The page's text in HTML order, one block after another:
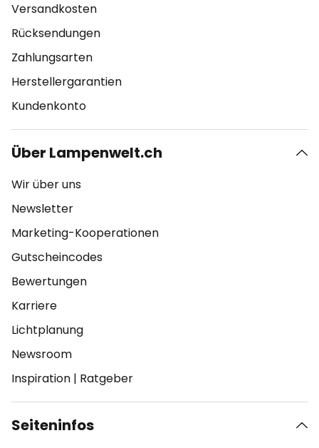
Versandkosten
Rücksendungen
Zahlungsarten
Herstellergarantien
Kundenkonto
Über Lampenwelt.ch
Wir über uns
Newsletter
Marketing-Kooperationen
Gutscheincodes
Bewertungen
Karriere
Lichtplanung
Newsroom
Inspiration | Ratgeber
Seiteninfos